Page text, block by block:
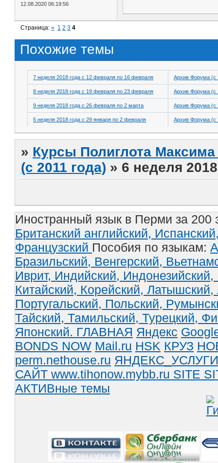
12.08.2020 06:19:56
Страница:« 1 2 3 4
Похожие темы
7 неделя 2018 года с 12 февраля по 16 февраля Архив Форума (с
8 неделя 2018 года с 19 февраля по 23 февраля Архив Форума (с
9 неделя 2018 года с 26 февраля по 2 марта Архив Форума (с
5 неделя 2018 года с 29 января по 2 февраля Архив Форума (с
» Курсы Полиглота
(с 2011 года) » 6 неделя
Иностранный язык в Перми за 200
Британский английский,
Французский Пособия по языкам:
Бразильский, Венгерский,
Иврит, Индийский, Индонезийский,
Китайский, Корейский, Латышский,
Португальский, Польский,
Тайский, Тамильский, Турецкий,
Японский. ГЛАВНАЯ Яндекс
BONDS NOW Mail.ru HSK КРУЗ
perm.nethouse.ru ЯНДЕКС_УСЛУГИ
САЙТ www.tihonow.mybb.ru SITE
АКТИВные темы